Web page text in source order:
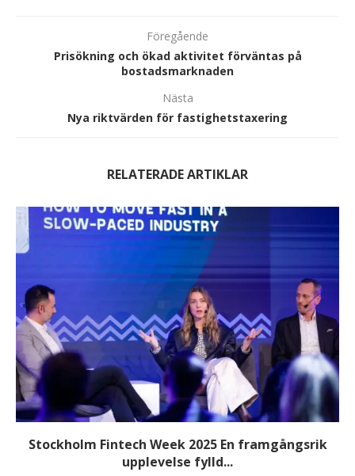
Föregående
Prisökning och ökad aktivitet förväntas på
bostadsmarknaden
Nästa
Nya riktvärden för fastighetstaxering
RELATERADE ARTIKLAR
Stockholm Fintech Week 2025 En framgångsrik
upplevelse fylld...